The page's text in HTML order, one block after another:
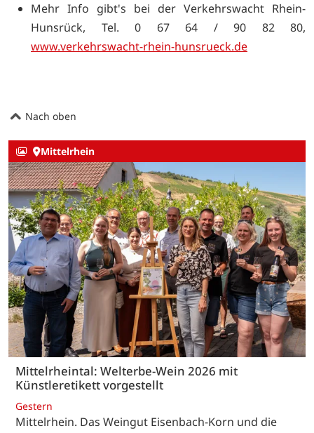
Mehr Info gibt's bei der Verkehrswacht Rhein-
Hunsrück, Tel. 0 67 64 / 90 82 80,
www.verkehrswacht-rhein-hunsrueck.de
Nach oben
Mittelrhein
Mittelrheintal: Welterbe-Wein 2026 mit
Künstleretikett vorgestellt
Gestern
Mittelrhein. Das Weingut Eisenbach-Korn und die